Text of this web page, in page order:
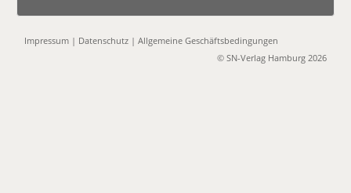
Impressum | Datenschutz |Allgemeine Geschäftsbedingungen
© SN-Verlag Hamburg 2026